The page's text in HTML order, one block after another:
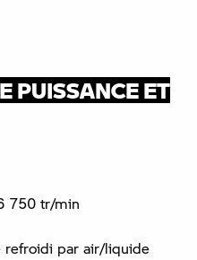
PUISSANCE ET
750 tr/min
refroidi par air/liquide